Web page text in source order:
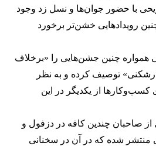
با حضور جوان‌ها و نسل زد وجود
رویدادهایی خشن‌تر برخورد
همواره چنین جشن‌هایی را «برخلاف
توصیف کرده و به نظر
کسب‌وکارها از یکدیگر در این
از صاحبان چندین کافه در دزفول و
منتشر شده که در آن در سخنانی